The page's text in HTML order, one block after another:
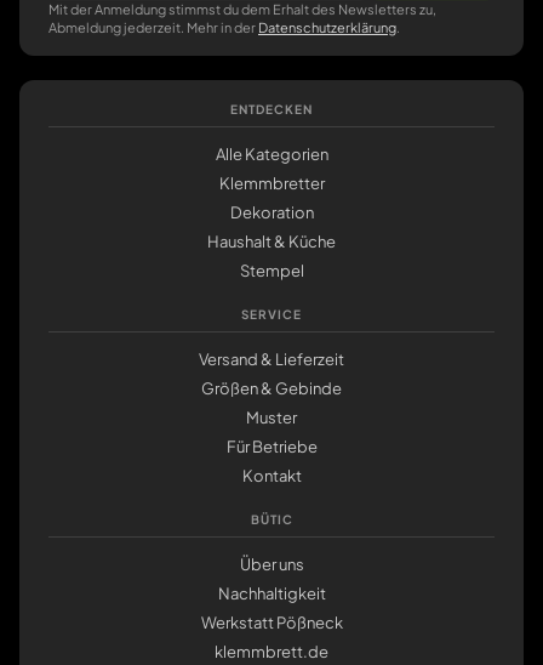
Mit der Anmeldung stimmst du dem Erhalt des Newsletters zu,
Abmeldung jederzeit. Mehr in der Datenschutzerklärung
ENTDECKEN
Alle Kategorien
Klemmbretter
Dekoration
Haushalt & Küche
Stempel
SERVICE
Versand & Lieferzeit
Größen & Gebinde
Muster
Für Betriebe
Kontakt
BÜTIC
Über uns
Nachhaltigkeit
Werkstatt Pößneck
klemmbrett.de